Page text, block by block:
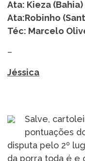
Ata: Kieza (Bahia)
Ata:Robinho
Téc: Marcelo
–
Jéssica
Salve,
pontuações
disputa pelo 2º
da porra toda é e